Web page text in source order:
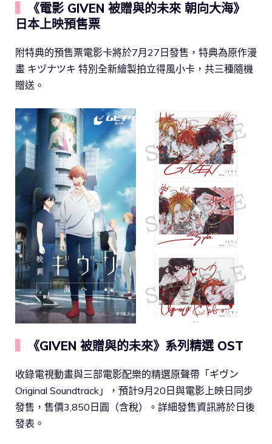
《電影 GIVEN 被贈與的未來 朝向大海》
日本上映預售票
附特典的預售票電影卡將於7月27日發售，特典為原作漫
畫 キヅナツキ 特別全新繪製拍立得風小卡，共三種隨機
贈送。
《GIVEN 被贈與的未來》系列精選 OST
收錄電視動畫與三部電影配樂的精選原聲帶「ギヴン
Original Soundtrack」，預計9月20日與電影上映日同步
發售，售價3,850日圓（含稅）。詳細發售資訊將於日後
發表。